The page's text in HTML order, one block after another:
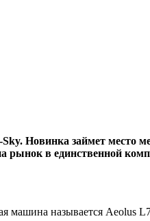
Новинка займет
рынок в единственной
машина называется Aeolus